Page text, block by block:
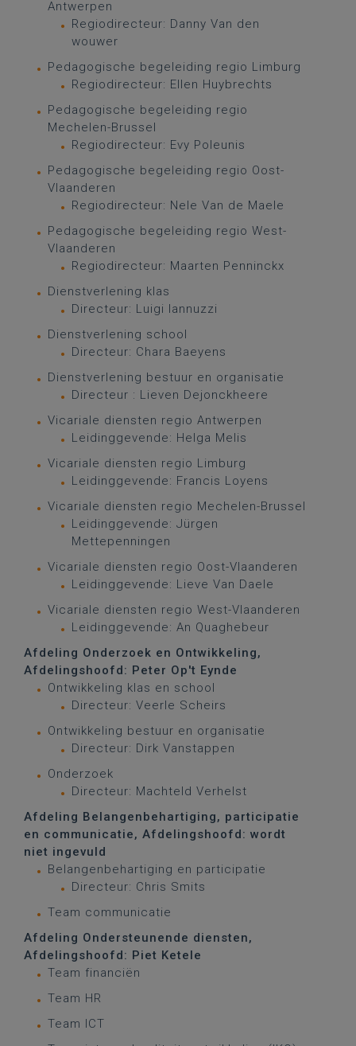
Antwerpen
Regiodirecteur: Danny Van den
wouwer
Pedagogische begeleiding regio Limburg
Regiodirecteur: Ellen Huybrechts
Pedagogische begeleiding regio
Mechelen-Brussel
Regiodirecteur: Evy Poleunis
Pedagogische begeleiding regio Oost-
Vlaanderen
Regiodirecteur: Nele Van de Maele
Pedagogische begeleiding regio West-
Vlaanderen
Regiodirecteur: Maarten Penninckx
Dienstverlening klas
Directeur: Luigi Iannuzzi
Dienstverlening school
Directeur: Chara Baeyens
Dienstverlening bestuur en organisatie
Directeur : Lieven Dejonckheere
Vicariale diensten regio Antwerpen
Leidinggevende: Helga Melis
Vicariale diensten regio Limburg
Leidinggevende: Francis Loyens
Vicariale diensten regio Mechelen-Brussel
Leidinggevende: Jürgen
Mettepenningen
Vicariale diensten regio Oost-Vlaanderen
Leidinggevende: Lieve Van Daele
Vicariale diensten regio West-Vlaanderen
Leidinggevende: An Quaghebeur
Afdeling Onderzoek en Ontwikkeling,
Afdelingshoofd: Peter Op't Eynde
Ontwikkeling klas en school
Directeur: Veerle Scheirs
Ontwikkeling bestuur en organisatie
Directeur: Dirk Vanstappen
Onderzoek
Directeur: Machteld Verhelst
Afdeling Belangenbehartiging, participatie
en communicatie, Afdelingshoofd: wordt
niet ingevuld
Belangenbehartiging en participatie
Directeur: Chris Smits
Team communicatie
Afdeling Ondersteunende diensten,
Afdelingshoofd: Piet Ketele
Team financiën
Team HR
Team ICT